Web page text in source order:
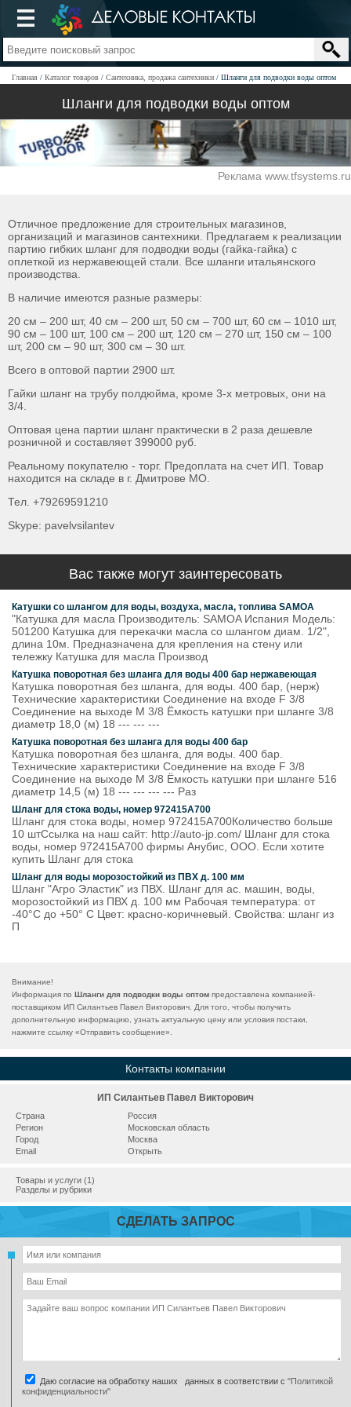
Главная Каталог товаров Сантехника, продажа сантехники Шланги для подводки воды оптом
Шланги для подводки воды оптом
Реклама www.tfsystems.ru
Отличное предложение для строительных магазинов,
организаций и магазинов сантехники. Предлагаем к реализации
партию гибких шланг для подводки воды (гайка-гайка) с
оплеткой из нержавеющей стали. Все шланги итальянского
производства.
В наличие имеются разные размеры:
20 см – 200 шт, 40 см – 200 шт, 50 см – 700 шт, 60 см – 1010 шт,
90 см – 100 шт, 100 см – 200 шт, 120 см – 270 шт, 150 см – 100
шт, 200 см – 90 шт, 300 см – 30 шт.
Всего в оптовой партии 2900 шт.
Гайки шланг на трубу полдюйма, кроме 3-х метровых, они на
3/4.
Оптовая цена партии шланг практически в 2 раза дешевле
розничной и составляет 399000 руб.
Реальному покупателю - торг. Предоплата на счет ИП. Товар
находится на складе в г. Дмитрове МО.
Тел. +79269591210
Skype: pavelvsilantev
Вас также могут заинтересовать
Катушки со шлангом для воды, воздуха, масла, топлива SAMOA
"Катушка для масла Производитель: SAMOA Испания Модель:
501200 Катушка для перекачки масла со шлангом диам. 1/2",
длина 10м. Предназначена для крепления на стену или
тележку Катушка для масла Производ
Катушка поворотная без шланга для воды 400 бар нержавеющая
Катушка поворотная без шланга, для воды. 400 бар, (нерж)
Технические характеристики Соединение на входе F 3/8
Соединение на выходе M 3/8 Ёмкость катушки при шланге 3/8
диаметр 18,0 (м) 18 --- --- ---
Катушка поворотная без шланга для воды 400 бар
Катушка поворотная без шланга, для воды. 400 бар.
Технические характеристики Соединение на входе F 3/8
Соединение на выходе M 3/8 Ёмкость катушки при шланге 516
диаметр 14,5 (м) 18 --- --- --- --- Раз
Шланг для стока воды, номер 972415A700
Шланг для стока воды, номер 972415A700Количество больше
10 штСсылка на наш сайт: http://auto-jp.com/ Шланг для стока
воды, номер 972415A700 фирмы Анубис, ООО. Если хотите
купить Шланг для стока
Шланг для воды морозостойкий из ПВХ д. 100 мм
Шланг "Агро Эластик" из ПВХ. Шланг для ас. машин, воды,
морозостойкий из ПВХ д. 100 мм Рабочая температура: от
-40°C до +50° C Цвет: красно-коричневый. Свойства: шланг из
П
Внимание!
Информация по Шланги для подводки воды оптом предоставлена компанией-
поставщиком ИП Силантьев Павел Викторович. Для того, чтобы получить
дополнительную информацию, узнать актуальную цену или условия постаки,
нажмите ссылку «Отправить сообщение».
Контакты компании
ИП Силантьев Павел Викторович
Страна
Россия
Регион
Московская область
Город
Москва
Email
Открыть
Товары и услуги (1)
Разделы и рубрики
СДЕЛАТЬ ЗАПРОС
Даю согласие на обработку наших данных в соответствии с "Политикой
конфиденциальности"